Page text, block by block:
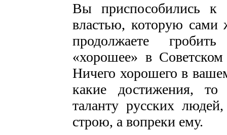
Вы приспособились к
властью, которую сами
продолжаете
«хорошее» в
Ничего хорошего в
какие достижения, то
таланту русских
строю, а вопреки ему.